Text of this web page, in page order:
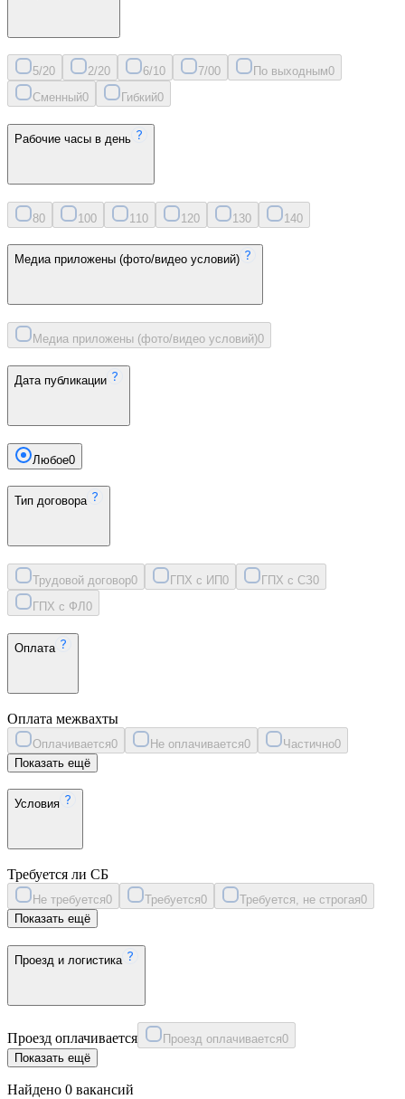
5/20 2/20 6/10 7/00 По выходным0
Сменный0 Гибкий0
Рабочие часы в день
80 100 11 0 120 130 140
Медиа приложены (фото/видео условий)
Медиа приложены (фото/видео условий)0
Дата публикации
Любое0
Тип договора
Трудовой договор0 ГПХ с ИП0 ГПХ с СЗ0
ГПХ с ФЛ 0
Оплата
Оплата межвахты
Оплачивается0 Не оплачивается0 Частично0
Показать ещё
Условия
Требуется ли СБ
Не требуется0 Требуется0 Требуется, не строгая0
Показать ещё
Проезд и логистика
Проезд оплачивается Проезд оплачивается0
Показать ещё
Найдено 0 вакансий